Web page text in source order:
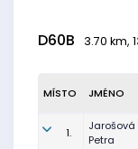
D60B 3.70 km,
MÍSTO JMÉNO
1.
Jarošová
Petra